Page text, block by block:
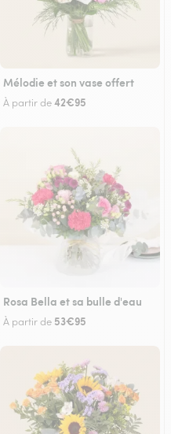
Mélodie et son vase offert
À partir de42€95
Rosa Bella et sa bulle d'eau
À partir de 53€95